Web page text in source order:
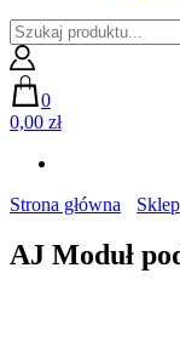
0
0,00 zł
Strona główna Sklep
AJ Moduł